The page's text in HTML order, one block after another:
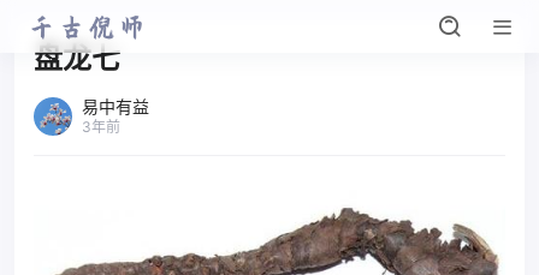
盘龙七
易中有益
3年前